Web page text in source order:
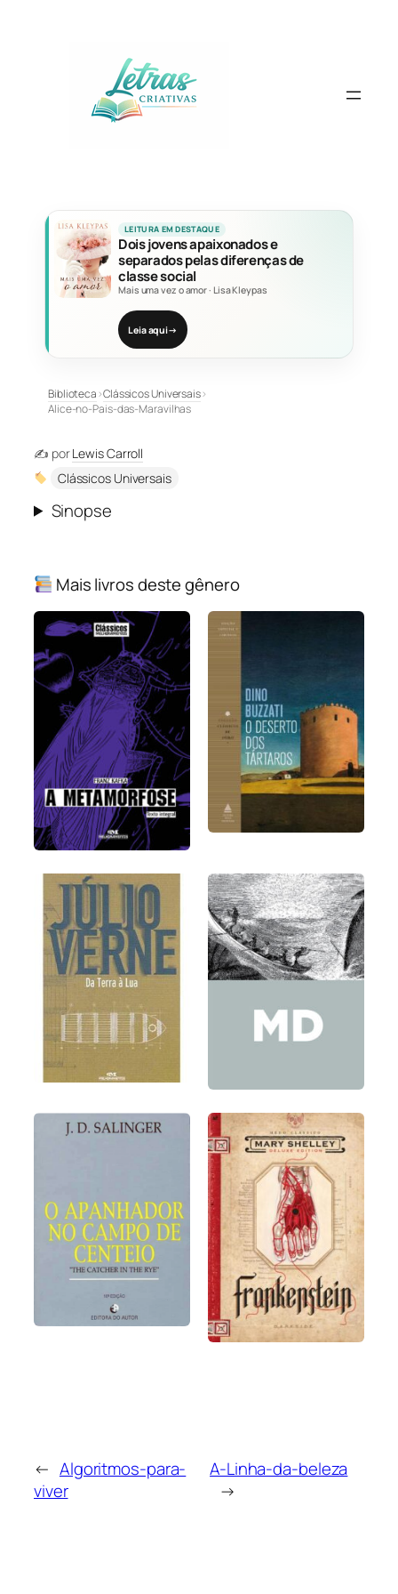
LEITURA EM DESTAQUE
Dois jovens apaixonados e
separados pelas diferenças de
classe social
Mais uma vez o amor· Lisa Kleypas
Leia aqui→
Biblioteca›Clássicos Universais›
Alice-no-Pais-das-Maravilhas
✍️ porLewis Carroll
Clássicos Universais
Sinopse
Mais livros deste gênero
← Algoritmos-para-
viver
A-Linha-da-beleza
→